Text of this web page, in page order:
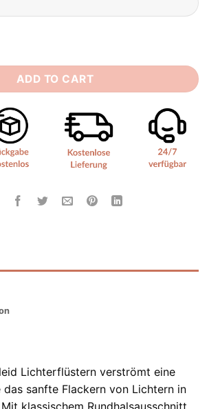
quantity
ADD TO CART
Lichterflüstern verströmt eine
das sanfte Flackern von Lichtern in